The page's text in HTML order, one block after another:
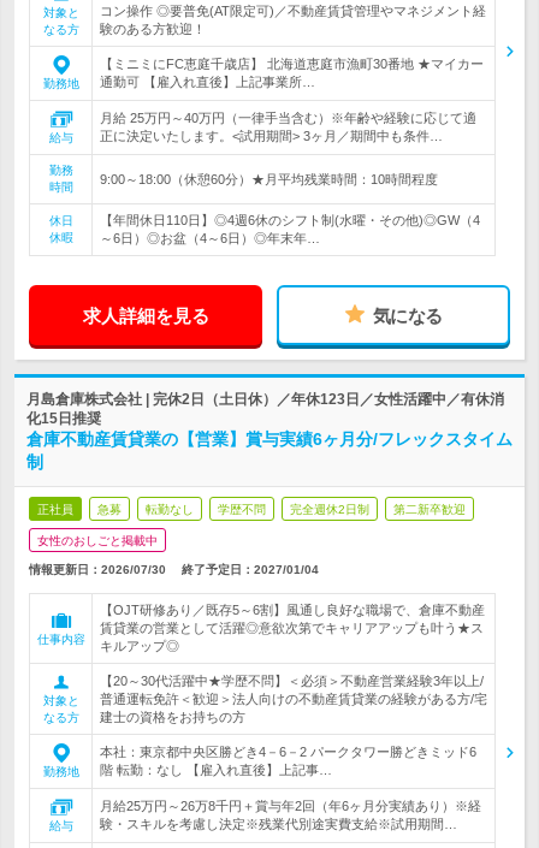
対象と
なる方
コン操作 ◎要普免(AT限定可)／不動産賃貸管理やマネジメント経
験のある方歓迎！
勤務地
【ミニミにFC恵庭千歳店】 北海道恵庭市漁町30番地 ★マイカー
通勤可 【雇入れ直後】上記事業所…
給与
月給 25万円～40万円（一律手当含む）※年齢や経験に応じて適
正に決定いたします。<試用期間> 3ヶ月／期間中も条件…
勤務
時間
9:00～18:00（休憩60分）★月平均残業時間：10時間程度
休日
休暇
【年間休日110日】◎4週6休のシフト制(水曜・その他)◎GW（4
～6日）◎お盆（4～6日）◎年末年…
求人詳細を見る 気になる
月島倉庫株式会社 | 完休2日（土日休）／年休123日／女性活躍中／有休消
化15日推奨
倉庫不動産賃貸業の【営業】賞与実績6ヶ月分/フレックスタイム
制
正社員 急募 転勤なし 学歴不問 完全週休2日制 第二新卒歓迎
女性のおしごと掲載中
情報更新日：2026/07/30 終了予定日： 2027/01/04
仕事内容
【OJT研修あり／既存5～6割】風通し良好な職場で、倉庫不動産
賃貸業の営業として活躍◎意欲次第でキャリアアップも叶う★ス
キルアップ◎
対象と
なる方
【20～30代活躍中★学歴不問】＜必須＞不動産営業経験3年以上/
普通運転免許＜歓迎＞法人向けの不動産賃貸業の経験がある方/宅
建士の資格をお持ちの方
勤務地
本社：東京都中央区勝どき4－6－2 パークタワー勝どきミッド6
階 転勤：なし 【雇入れ直後】上記事…
給与
月給25万円～26万8千円＋賞与年2回（年6ヶ月分実績あり）※経
験・スキルを考慮し決定※残業代別途実費支給※試用期間…